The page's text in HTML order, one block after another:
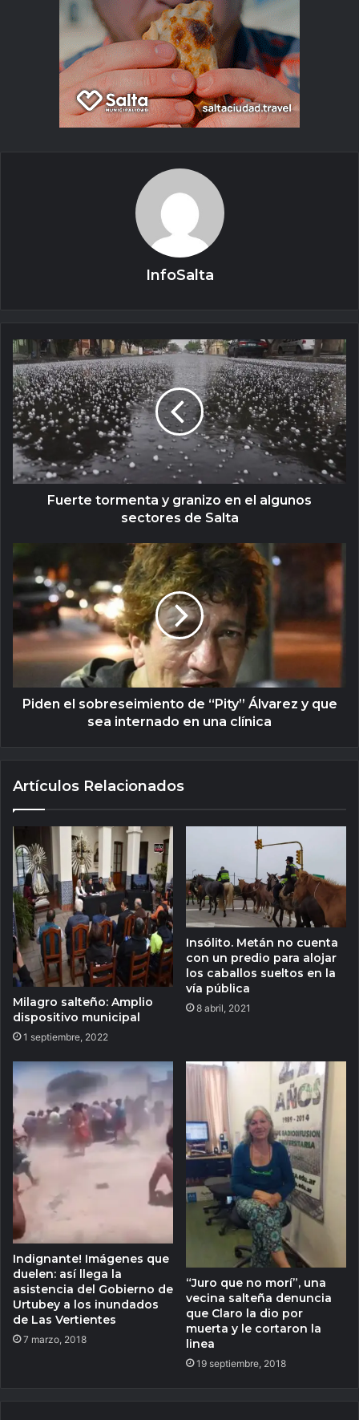
InfoSalta
Fuerte tormenta y granizo en el algunos
sectores de Salta
Piden el sobreseimiento de “Pity” Álvarez y que
sea internado en una clínica
Artículos Relacionados
Milagro salteño: Amplio
dispositivo municipal
1 septiembre, 2022
Insólito. Metán no cuenta
con un predio para alojar
los caballos sueltos en la
vía pública
8 abril, 2021
Indignante! Imágenes que
duelen: así llega la
asistencia del Gobierno de
Urtubey a los inundados
de Las Vertientes
7 marzo, 2018
“Juro que no morí”, una
vecina salteña denuncia
que Claro la dio por
muerta y le cortaron la
linea
19 septiembre, 2018